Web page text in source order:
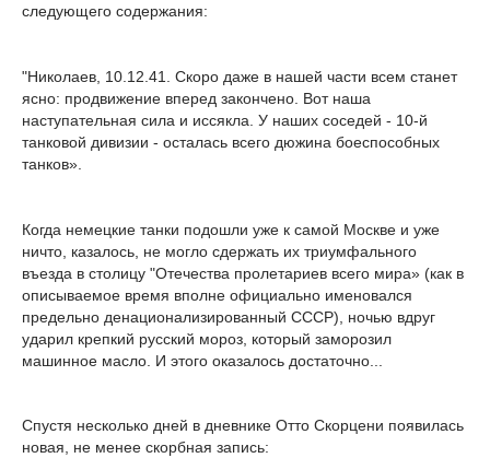
следующего содержания:
"Николаев, 10.12.41. Скоро даже в нашей части всем станет
ясно: продвижение вперед закончено. Вот наша
наступательная сила и иссякла. У наших соседей - 10-й
танковой дивизии - осталась всего дюжина боеспособных
танков».
Когда немецкие танки подошли уже к самой Москве и уже
ничто, казалось, не могло сдержать их триумфального
въезда в столицу "Отечества пролетариев всего мира» (как в
описываемое время вполне официально именовался
предельно денационализированный СССР), ночью вдруг
ударил крепкий русский мороз, который заморозил
машинное масло. И этого оказалось достаточно...
Спустя несколько дней в дневнике Отто Скорцени появилась
новая, не менее скорбная запись: